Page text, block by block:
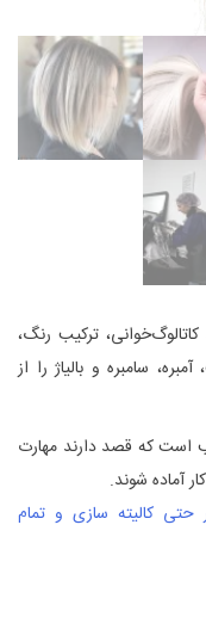
ترکیب رنگ،
سامبره و بالیاژ را از
است که قصد دارند مهارت
آماده شوند.
کالیته سازی و تمام